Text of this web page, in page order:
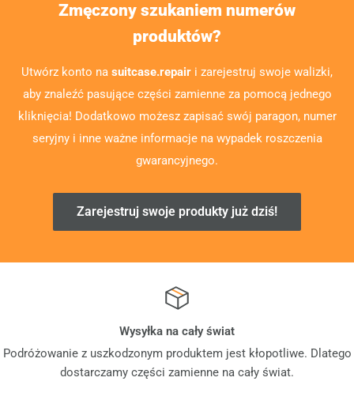
Zmęczony szukaniem numerów
produktów?
Utwórz konto na suitcase.repair i zarejestruj swoje walizki,
aby znaleźć pasujące części zamienne za pomocą jednego
kliknięcia! Dodatkowo możesz zapisać swój paragon, numer
seryjny i inne ważne informacje na wypadek roszczenia
gwarancyjnego.
Zarejestruj swoje produkty już dziś!
Wysyłka na cały świat
Podróżowanie z uszkodzonym produktem jest kłopotliwe. Dlatego
dostarczamy części zamienne na cały świat.